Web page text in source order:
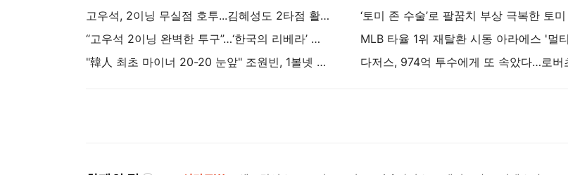
고우석, 2이닝 무실점 호투...김혜성도 2타점 활약
“고우석 2이닝 완벽한 투구”…‘한국의 리베라’ MLB 복귀 가능성 높인다
"韓人 최초 마이너 20-20 눈앞" 조원빈, 1볼넷 숨고르기… 8월 타율 0.412→40인 로스터 승격 가시화